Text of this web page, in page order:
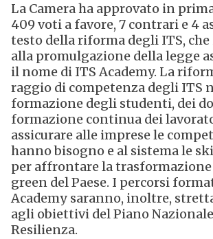
La Camera ha approvato in
409 voti a favore, 7 contrari e 4
testo della riforma degli ITS,
alla promulgazione della legge
il nome di ITS Academy. La
raggio di competenza degli ITS
formazione degli studenti, dei
formazione continua dei
assicurare alle imprese le
hanno bisogno e al sistema le
per affrontare la
green del Paese. I percorsi
Academy saranno, inoltre,
agli obiettivi del Piano
Resilienza.